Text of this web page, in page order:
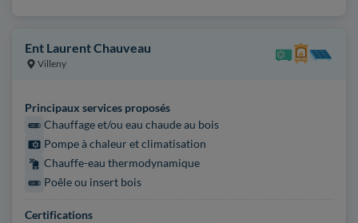
Ent Laurent Chauveau
Villeny
Principaux services proposés
Chauffage et/ou eau chaude au bois
Pompe à chaleur et climatisation
Chauffe-eau thermodynamique
Poêle ou insert bois
Certifications